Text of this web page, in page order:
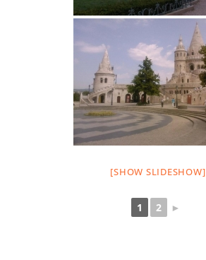
[SHOW SLIDESHOW]
1 2 ►